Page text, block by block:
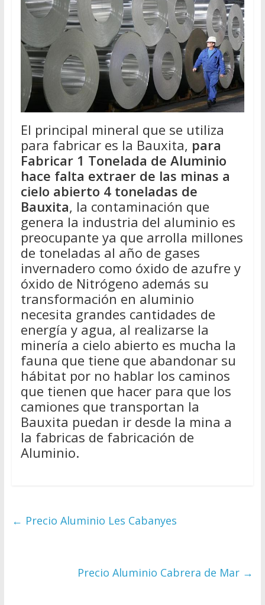
El principal mineral que se utiliza
para fabricar es la Bauxita, para
Fabricar 1 Tonelada de Aluminio
hace falta extraer de las minas a
cielo abierto 4 toneladas de
Bauxita, la contaminación que
genera la industria del aluminio es
preocupante ya que arrolla millones
de toneladas al año de gases
invernadero como óxido de azufre y
óxido de Nitrógeno además su
transformación en aluminio
necesita grandes cantidades de
energía y agua, al realizarse la
minería a cielo abierto es mucha la
fauna que tiene que abandonar su
hábitat por no hablar los caminos
que tienen que hacer para que los
camiones que transportan la
Bauxita puedan ir desde la mina a
la fabricas de fabricación de
Aluminio.
← Precio Aluminio Les Cabanyes
Precio Aluminio Cabrera de Mar →